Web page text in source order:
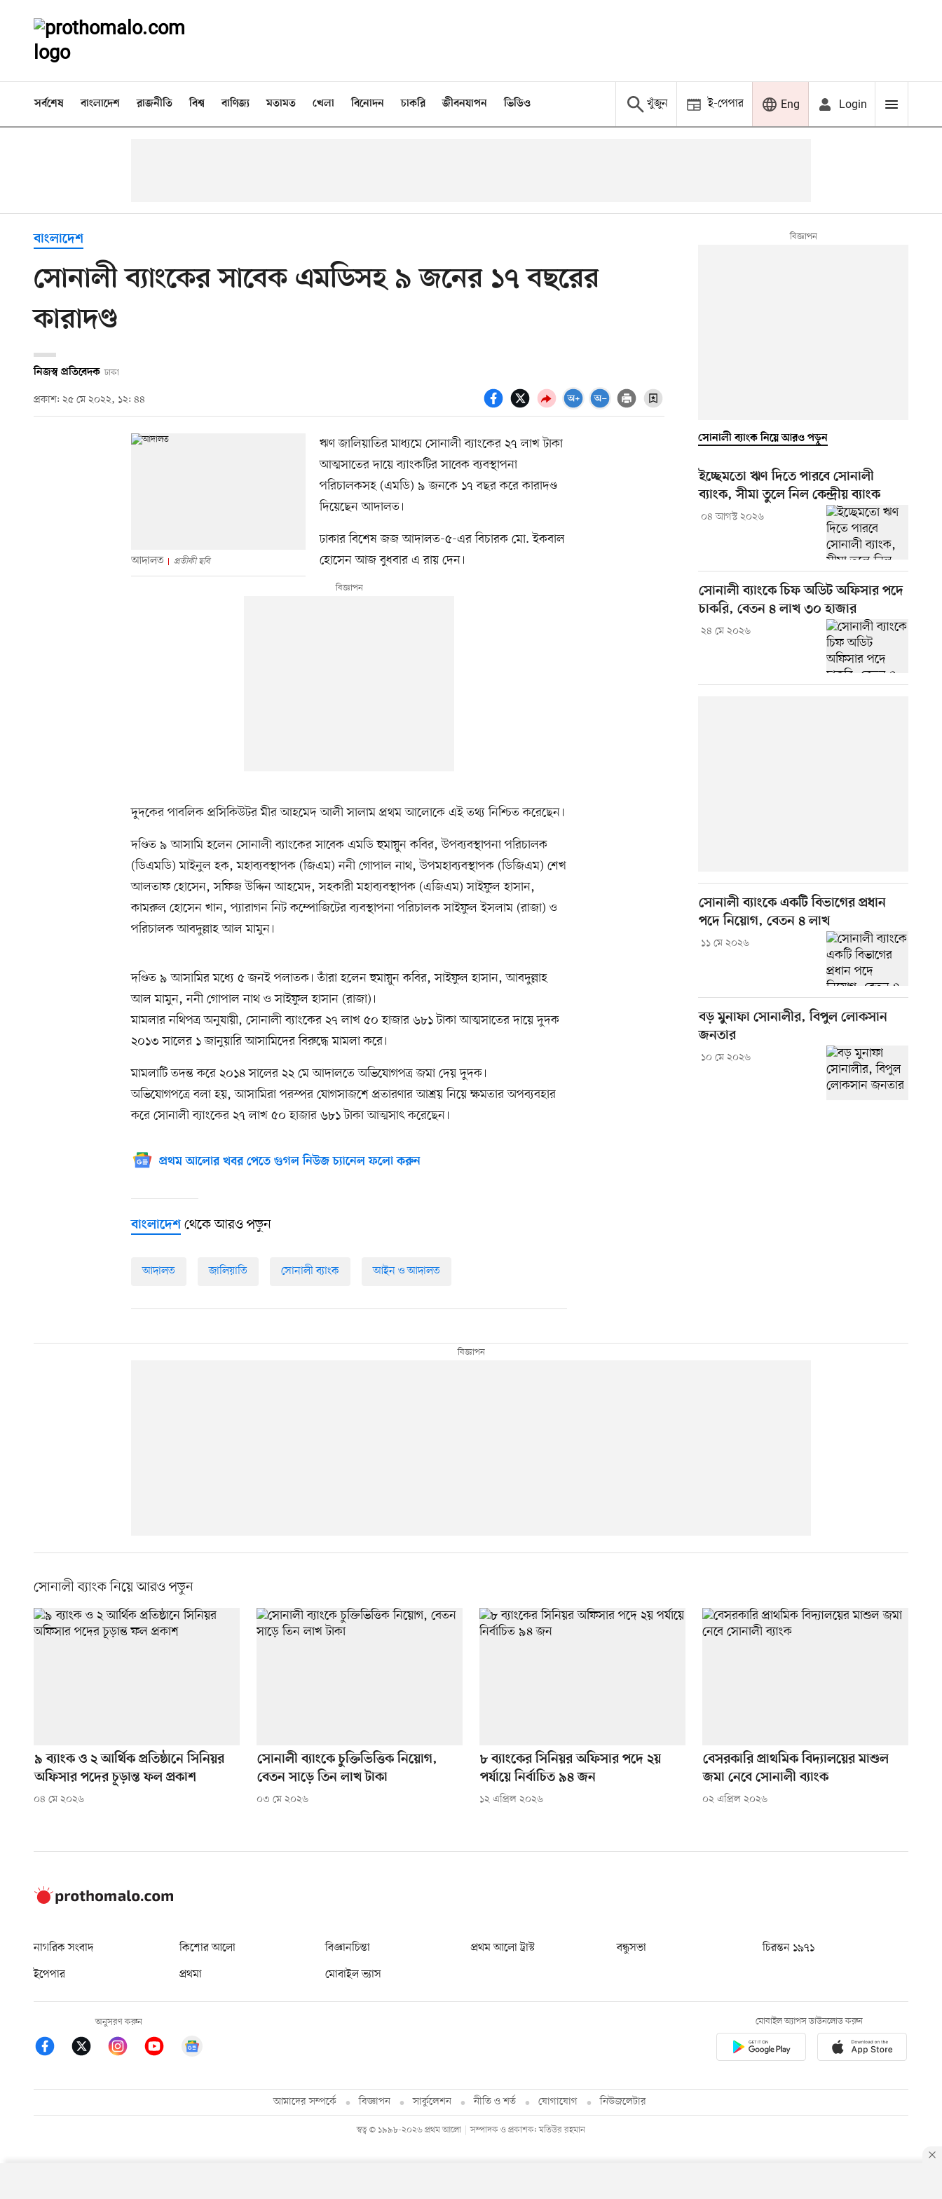
সর্বশেষ বাংলাদেশ রাজনীতি বিশ্ব বাণিজ্য মতামত খেলা বিনোদন চাকরি জীবনযাপন ভিডিও খুঁজুন ই-পেপার Eng Login
বাংলাদেশ
সোনালী ব্যাংকের সাবেক এমডিসহ ৯ জনের ১৭ বছরের
কারাদণ্ড
নিজস্ব প্রতিবেদক ঢাকা
প্রকাশ: ২৫ মে ২০২২, ১২: ৪৪
আদালত প্রতীকী ছবি
ঋণ জালিয়াতির মাধ্যমে সোনালী ব্যাংকের ২৭ লাখ টাকা
আত্মসাতের দায়ে ব্যাংকটির সাবেক ব্যবস্থাপনা
পরিচালকসহ (এমডি) ৯ জনকে ১৭ বছর করে কারাদণ্ড
দিয়েছেন আদালত।
ঢাকার বিশেষ জজ আদালত-৫-এর বিচারক মো. ইকবাল
হোসেন আজ বুধবার এ রায় দেন।
দুদকের পাবলিক প্রসিকিউটর মীর আহমেদ আলী সালাম প্রথম আলোকে এই তথ্য নিশ্চিত করেছেন।
দণ্ডিত ৯ আসামি হলেন সোনালী ব্যাংকের সাবেক এমডি হুমায়ুন কবির, উপব্যবস্থাপনা পরিচালক
(ডিএমডি) মাইনুল হক, মহাব্যবস্থাপক (জিএম) ননী গোপাল নাথ, উপমহাব্যবস্থাপক (ডিজিএম) শেখ
আলতাফ হোসেন, সফিজ উদ্দিন আহমেদ, সহকারী মহাব্যবস্থাপক (এজিএম) সাইফুল হাসান,
কামরুল হোসেন খান, প্যারাগন নিট কম্পোজিটের ব্যবস্থাপনা পরিচালক সাইফুল ইসলাম (রাজা) ও
পরিচালক আবদুল্লাহ আল মামুন।
দণ্ডিত ৯ আসামির মধ্যে ৫ জনই পলাতক। তাঁরা হলেন হুমায়ুন কবির, সাইফুল হাসান, আবদুল্লাহ
আল মামুন, ননী গোপাল নাথ ও সাইফুল হাসান (রাজা)।
মামলার নথিপত্র অনুযায়ী, সোনালী ব্যাংকের ২৭ লাখ ৫০ হাজার ৬৮১ টাকা আত্মসাতের দায়ে দুদক
২০১৩ সালের ১ জানুয়ারি আসামিদের বিরুদ্ধে মামলা করে।
মামলাটি তদন্ত করে ২০১৪ সালের ২২ মে আদালতে অভিযোগপত্র জমা দেয় দুদক।
অভিযোগপত্রে বলা হয়, আসামিরা পরস্পর যোগসাজশে প্রতারণার আশ্রয় নিয়ে ক্ষমতার অপব্যবহার
করে সোনালী ব্যাংকের ২৭ লাখ ৫০ হাজার ৬৮১ টাকা আত্মসাৎ করেছেন।
প্রথম আলোর খবর পেতে গুগল নিউজ চ্যানেল ফলো করুন
বাংলাদেশ থেকে আরও পড়ুন
আদালত জালিয়াতি সোনালী ব্যাংক আইন ও আদালত
সোনালী ব্যাংক নিয়ে আরও পড়ুন
ইচ্ছেমতো ঋণ দিতে পারবে সোনালী
ব্যাংক, সীমা তুলে নিল কেন্দ্রীয় ব্যাংক
০৪ আগস্ট ২০২৬
সোনালী ব্যাংকে চিফ অডিট অফিসার পদে
চাকরি, বেতন ৪ লাখ ৩০ হাজার
২৪ মে ২০২৬
সোনালী ব্যাংকে একটি বিভাগের প্রধান
পদে নিয়োগ, বেতন ৪ লাখ
১১ মে ২০২৬
বড় মুনাফা সোনালীর, বিপুল লোকসান
জনতার
১০ মে ২০২৬
সোনালী ব্যাংক নিয়ে আরও পড়ুন
৯ ব্যাংক ও ২ আর্থিক প্রতিষ্ঠানে সিনিয়র
অফিসার পদের চূড়ান্ত ফল প্রকাশ
০৪ মে ২০২৬
সোনালী ব্যাংকে চুক্তিভিত্তিক নিয়োগ,
বেতন সাড়ে তিন লাখ টাকা
০৩ মে ২০২৬
৮ ব্যাংকের সিনিয়র অফিসার পদে ২য়
পর্যায়ে নির্বাচিত ৯৪ জন
১২ এপ্রিল ২০২৬
বেসরকারি প্রাথমিক বিদ্যালয়ের মাশুল
জমা নেবে সোনালী ব্যাংক
০২ এপ্রিল ২০২৬
নাগরিক সংবাদ কিশোর আলো বিজ্ঞানচিন্তা প্রথম আলো ট্রাস্ট বন্ধুসভা
চিরন্তন ১৯৭১
ইপেপার
প্রথমা মোবাইল ভ্যাস
অনুসরণ করুন মোবাইল অ্যাপস ডাউনলোড করুন
আমাদের সম্পর্কে বিজ্ঞাপন সার্কুলেশন নীতি ও শর্ত যোগাযোগ নিউজলেটার
স্বত্ব © ১৯৯৮-২০২৬ প্রথম আলো সম্পাদক ও প্রকাশক: মতিউর রহমান